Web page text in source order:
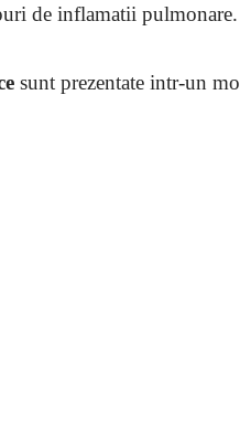
de inflamatii pulmonare.
sunt prezentate intr-un